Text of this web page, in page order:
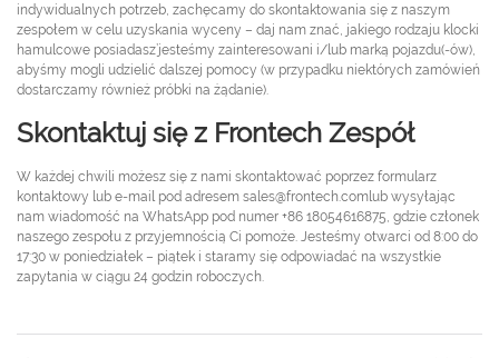
indywidualnych potrzeb, zachęcamy do skontaktowania się z naszym
zespołem w celu uzyskania wyceny – daj nam znać, jakiego rodzaju klocki
hamulcowe posiadasz’jesteśmy zainteresowani i/lub marką pojazdu(-ów),
abyśmy mogli udzielić dalszej pomocy (w przypadku niektórych zamówień
dostarczamy również próbki na żądanie).
Skontaktuj się z Frontech Zespół
W każdej chwili możesz się z nami skontaktować poprzez formularz
kontaktowy lub e-mail pod adresem sales@frontech.comlub wysyłając
nam wiadomość na WhatsApp pod numer +86 18054616875, gdzie członek
naszego zespołu z przyjemnością Ci pomoże. Jesteśmy otwarci od 8:00 do
17:30 w poniedziałek – piątek i staramy się odpowiadać na wszystkie
zapytania w ciągu 24 godzin roboczych.